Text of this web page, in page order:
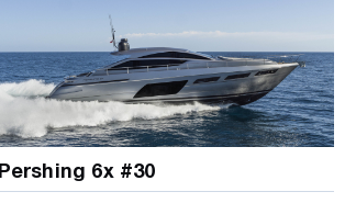
Pershing 6x #30